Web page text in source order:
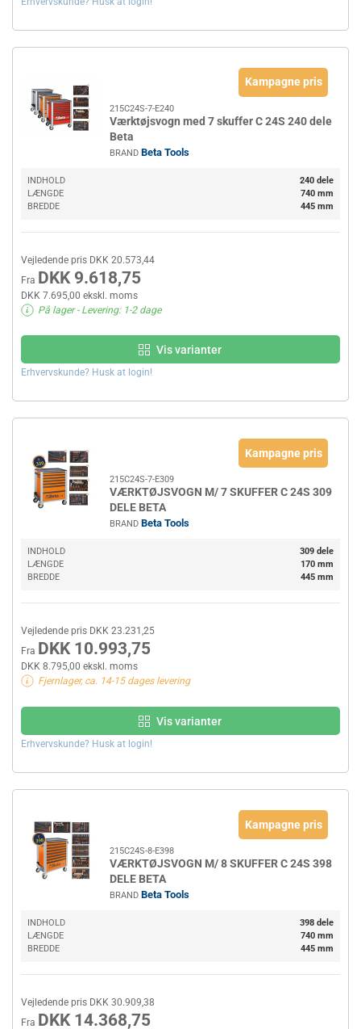
Kampagne pris
215C24S-7-E240
Værktøjsvogn med 7 skuffer C 24S 240 dele
Beta
BRAND Beta Tools
INDHOLD
240 dele
LÆNGDE
740 mm
BREDDE
445 mm
Vejledende pris DKK 20.573,44
Fra DKK 9.618,75
DKK 7.695,00 ekskl. moms
På lager- Levering: 1-2 dage
Vis varianter
Erhvervskunde? Husk at login!
Kampagne pris
215C24S-7-E309
VÆRKTØJSVOGN M/ 7 SKUFFER C 24S 309
DELE BETA
BRAND Beta Tools
INDHOLD
309 dele
LÆNGDE
170 mm
BREDDE
445 mm
Vejledende pris DKK 23.231,25
Fra DKK 10.993,75
DKK 8.795,00 ekskl. moms
Fjernlager, ca. 14-15 dages levering
Vis varianter
Erhvervskunde? Husk at login!
Kampagne pris
215C24S-8-E398
VÆRKTØJSVOGN M/ 8 SKUFFER C 24S 398
DELE BETA
BRAND Beta Tools
INDHOLD
398 dele
LÆNGDE
740 mm
BREDDE
445 mm
Vejledende pris DKK 30.909,38
Fra DKK 14.368,75